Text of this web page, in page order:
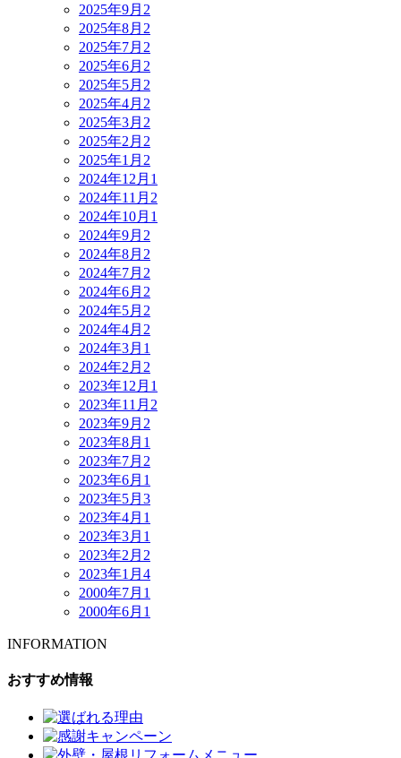
2025年9月 2
2025年8月 2
2025年7月 2
2025年6月 2
2025年5月 2
2025年4月 2
2025年3月 2
2025年2月 2
2025年1月 2
2024年12月 1
2024年11月 2
2024年10月 1
2024年9月 2
2024年8月 2
2024年7月 2
2024年6月 2
2024年5月 2
2024年4月 2
2024年3月 1
2024年2月 2
2023年12月 1
2023年11月 2
2023年9月 2
2023年8月 1
2023年7月 2
2023年6月 1
2023年5月 3
2023年4月 1
2023年3月 1
2023年2月 2
2023年1月 4
2000年7月 1
2000年6月 1
INFORMATION
おすすめ情報